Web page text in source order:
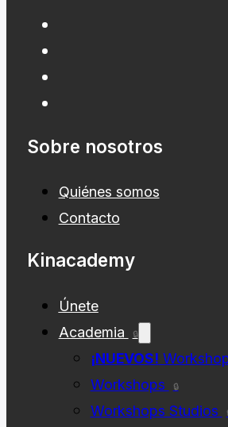
Sobre nosotros
Quiénes somos
Contacto
Kinacademy
Únete
Academia
🔒
¡NUEVOS!
Workshops 🔒
Workshops Studios